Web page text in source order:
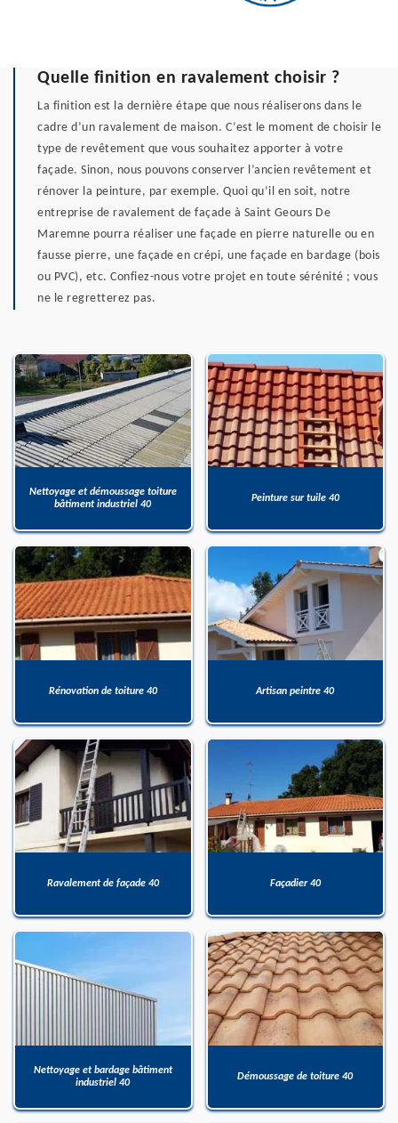
Quelle finition en ravalement choisir ?
La finition est la dernière étape que nous réaliserons dans le
cadre d’un ravalement de maison. C’est le moment de choisir le
type de revêtement que vous souhaitez apporter à votre
façade. Sinon, nous pouvons conserver l’ancien revêtement et
rénover la peinture, par exemple. Quoi qu’il en soit, notre
entreprise de ravalement de façade à Saint Geours De
Maremne pourra réaliser une façade en pierre naturelle ou en
fausse pierre, une façade en crépi, une façade en bardage (bois
ou PVC), etc. Confiez-nous votre projet en toute sérénité ; vous
ne le regretterez pas.
Nettoyage et démoussage toiture
bâtiment industriel 40
Peinture sur tuile 40
Rénovation de toiture 40 Artisan peintre 40
Ravalement de façade 40 Façadier 40
Nettoyage et bardage bâtiment
industriel 40
Démoussage de toiture 40